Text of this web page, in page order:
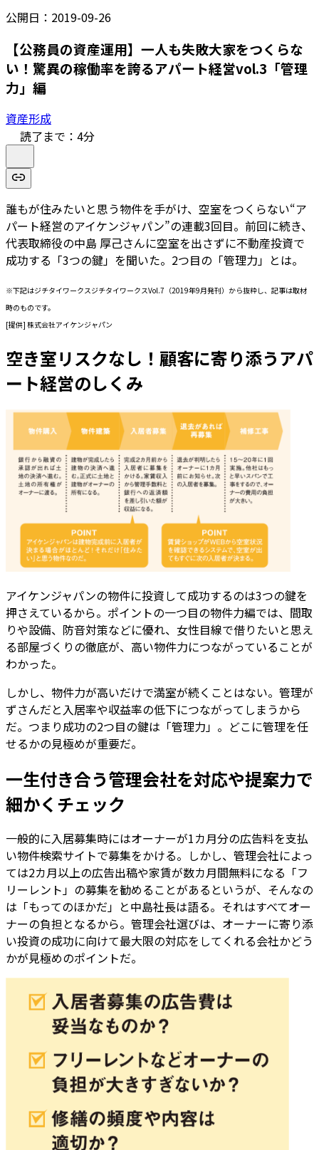
公開日： 2019-09-26
【公務員の資産運用】一人も失敗大家をつくらな
い！驚異の稼働率を誇るアパート経営vol.3「管理
力」編
資産形成
読了まで： 4分
誰もが住みたいと思う物件を手がけ、空室をつくらない“ア
パート経営のアイケンジャパン”の連載3回目。前回に続き、
代表取締役の中島 厚己さんに空室を出さずに不動産投資で
成功する「3つの鍵」を聞いた。2つ目の「管理力」とは。
※下記はジチタイワークスジチタイワークスVol.7（2019年9月発刊）から抜粋し、記事は取材
時のものです。
[提供] 株式会社アイケンジャパン
空き室リスクなし！顧客に寄り添うアパ
ート経営のしくみ
アイケンジャパンの物件に投資して成功するのは3つの鍵を
押さえているから。ポイントの一つ目の物件力編では、間取
りや設備、防音対策などに優れ、女性目線で借りたいと思え
る部屋づくりの徹底が、高い物件力につながっていることが
わかった。
しかし、物件力が高いだけで満室が続くことはない。管理が
ずさんだと入居率や収益率の低下につながってしまうから
だ。つまり成功の2つ目の鍵は「管理力」。どこに管理を任
せるかの見極めが重要だ。
一生付き合う管理会社を対応や提案力で
細かくチェック
一般的に入居募集時にはオーナーが1カ月分の広告料を支払
い物件検索サイトで募集をかける。しかし、管理会社によっ
ては2カ月以上の広告出稿や家賃が数カ月間無料になる「フ
リーレント」の募集を勧めることがあるというが、そんなの
は「もってのほかだ」と中島社長は語る。それはすべてオー
ナーの負担となるから。管理会社選びは、オーナーに寄り添
い投資の成功に向けて最大限の対応をしてくれる会社かどう
かが見極めのポイントだ。